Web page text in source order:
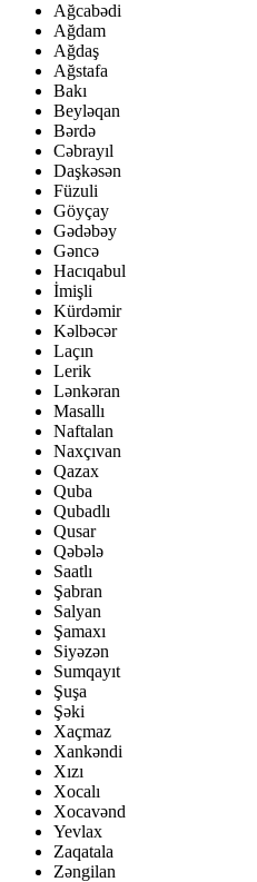
Ağcabədi
Ağdam
Ağdaş
Ağstafa
Bakı
Beyləqan
Bərdə
Cəbrayıl
Daşkəsən
Füzuli
Göyçay
Gədəbəy
Gəncə
Hacıqabul
İmişli
Kürdəmir
Kəlbəcər
Laçın
Lerik
Lənkəran
Masallı
Naftalan
Naxçıvan
Qazax
Quba
Qubadlı
Qusar
Qəbələ
Saatlı
Şabran
Salyan
Şamaxı
Siyəzən
Sumqayıt
Şuşa
Şəki
Xaçmaz
Xankəndi
Xızı
Xocalı
Xocavənd
Yevlax
Zaqatala
Zəngilan